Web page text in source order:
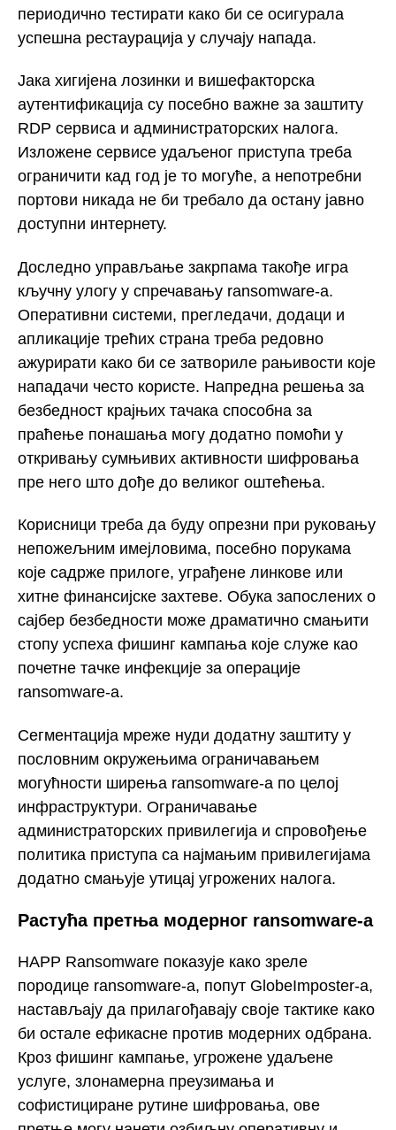
периодично тестирати како би се осигурала
успешна рестаурација у случају напада.
Јака хигијена лозинки и вишефакторска
аутентификација су посебно важне за заштиту
RDP сервиса и администраторских налога.
Изложене сервисе удаљеног приступа треба
ограничити кад год је то могуће, а непотребни
портови никада не би требало да остану јавно
доступни интернету.
Доследно управљање закрпама такође игра
кључну улогу у спречавању ransomware-а.
Оперативни системи, прегледачи, додаци и
апликације трећих страна треба редовно
ажурирати како би се затвориле рањивости које
нападачи често користе. Напредна решења за
безбедност крајњих тачака способна за
праћење понашања могу додатно помоћи у
откривању сумњивих активности шифровања
пре него што дође до великог оштећења.
Корисници треба да буду опрезни при руковању
непожељним имејловима, посебно порукама
које садрже прилоге, уграђене линкове или
хитне финансијске захтеве. Обука запослених о
сајбер безбедности може драматично смањити
стопу успеха фишинг кампања које служе као
почетне тачке инфекције за операције
ransomware-а.
Сегментација мреже нуди додатну заштиту у
пословним окружењима ограничавањем
могућности ширења ransomware-а по целој
инфраструктури. Ограничавање
администраторских привилегија и спровођење
политика приступа са најмањим привилегијама
додатно смањује утицај угрожених налога.
Растућа претња модерног ransomware-а
HAPP Ransomware показује како зреле
породице ransomware-а, попут GlobeImposter-а,
настављају да прилагођавају своје тактике како
би остале ефикасне против модерних одбрана.
Кроз фишинг кампање, угрожене удаљене
услуге, злонамерна преузимања и
софистициране рутине шифровања, ове